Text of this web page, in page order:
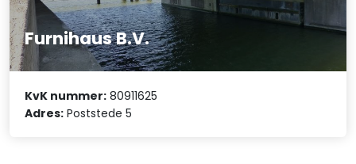
Furnihaus B.V.
KvK nummer: 80911625
Adres: Poststede 5